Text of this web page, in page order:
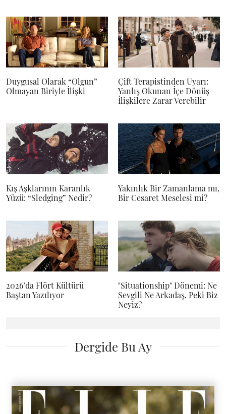
Duygusal Olarak “Olgun”
Olmayan Biriyle İlişki
Çift Terapistinden Uyarı:
Yanlış Okunan İçe Dönüş
İlişkilere Zarar Verebilir
Kış Aşklarının Karanlık
Yüzü: “Sledging” Nedir?
Yakınlık Bir Zamanlama mı,
Bir Cesaret Meselesi mi?
2026’da Flört Kültürü
Baştan Yazılıyor
"Situationship" Dönemi: Ne
Sevgili Ne Arkadaş, Peki Biz
Neyiz?
Dergide Bu Ay